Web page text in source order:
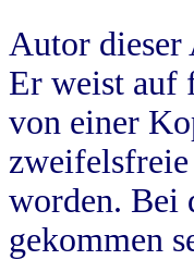
Autor
Er weist auf
von einer
worden. Bei
gekommen